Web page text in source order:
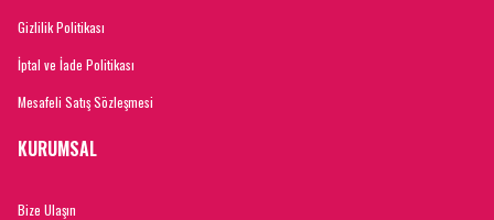
Gizlilik Politikası
İptal ve İade Politikası
Mesafeli Satış Sözleşmesi
KURUMSAL
Bize Ulaşın